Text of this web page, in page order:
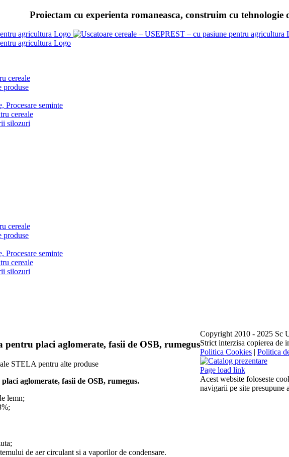
Proiectam cu experienta romaneasca, construim cu tehnologie
cereale
produse
Procesare seminte
cereale
silozuri
cereale
produse
Procesare seminte
cereale
silozuri
placi aglomerate, fasii de OSB, rumegus
aglomerate, fasii de OSB, rumegus.
lemn;
de aer circulant si a vaporilor de condensare.
Copyright 2010 - 2025 Sc
Strict interzisa copierea de
Politica Cookies | Politica
Facebook
Pinterest
YouTube
Email
Catalog
prezentare
Page load link
Acest website foloseste
navigarii pe site presupune